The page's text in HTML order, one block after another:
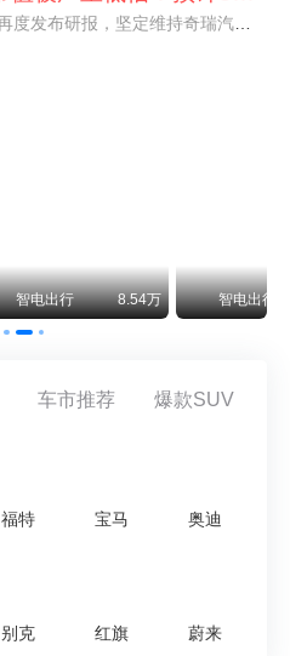
近期美国权威投行花旗再度发布研报，坚定维持奇瑞汽车（09973.HK）买入评级，将其合理目标价定格在36港元/股。对照公司最新25.46港元的二级市场现价，这一目标价意味着股价存在41.4%的可观上行空间，花旗直言，当前资本市场受短期市场情绪、国内车市价格战扰动，明显低估了奇瑞长期价值与全球化成长潜力。
智电出行 8.54万 智电出行
车市推荐 爆款SUV
福特 宝马 奥迪
别克 红旗 蔚来